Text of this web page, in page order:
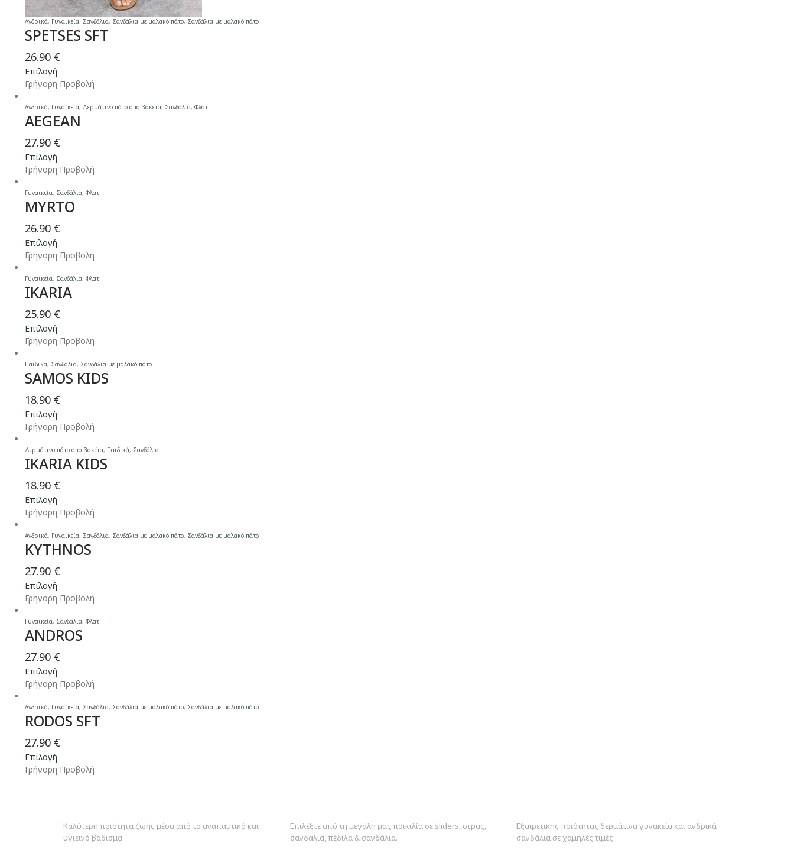
Ανδρικά, Γυναικεία, Σανδάλια, Σανδάλια με μαλακό πάτο, Σανδάλια με μαλακό πάτο
SPETSES SFT
26.90 €
Επιλογή
το
έχει
πολλαπλές
Οι
μπορούν
επιλεγούν
στη
του
Γρήγορη Προβολή
Ανδρικά, Γυναικεία, Δερμάτινο πάτο απο βακέτα, Σανδάλια, Φλατ
AEGEAN
27.90 €
Επιλογή
το
έχει
πολλαπλές
Οι
μπορούν
επιλεγούν
στη
του
Γρήγορη Προβολή
Γυναικεία, Σανδάλια, Φλατ
MYRTO
26.90 €
Επιλογή
το
έχει
πολλαπλές
Οι
μπορούν
επιλεγούν
στη
του
Γρήγορη Προβολή
Γυναικεία, Σανδάλια, Φλατ
IKARIA
25.90 €
Επιλογή
το
έχει
πολλαπλές
Οι
μπορούν
επιλεγούν
στη
του
Γρήγορη Προβολή
Παιδικά, Σανδάλια, Σανδάλια με μαλακό πάτο
SAMOS KIDS
18.90 €
Επιλογή
το
έχει
πολλαπλές
Οι
μπορούν
επιλεγούν
στη
του
Γρήγορη Προβολή
Δερμάτινο πάτο απο βακέτα, Παιδικά, Σανδάλια
IKARIA KIDS
18.90 €
Επιλογή
το
έχει
πολλαπλές
Οι
μπορούν
επιλεγούν
στη
του
Γρήγορη Προβολή
Ανδρικά, Γυναικεία, Σανδάλια, Σανδάλια με μαλακό πάτο, Σανδάλια με μαλακό πάτο
KYTHNOS
27.90 €
Επιλογή
το
έχει
πολλαπλές
Οι
μπορούν
επιλεγούν
στη
του
Γρήγορη Προβολή
Γυναικεία, Σανδάλια, Φλατ
ANDROS
27.90 €
Επιλογή
το
έχει
πολλαπλές
Οι
μπορούν
του
προϊόντος
Γρήγορη Προβολή
Ανδρικά, Γυναικεία, Σανδάλια, Σανδάλια με μαλακό πάτο, Σανδάλια με μαλακό πάτο
RODOS SFT
27.90 €
Επιλογή
το
Οι
επιλογές
Γρήγορη Προβολή
Καλύτερη ποιότητα ζωής μέσα από το αναπαυτικό και
υγιεινό βάδισμα
Επιλέξτε από τη μεγάλη μας ποικιλία σε sliders, στρας,
σανδάλια, πέδιλα & σανδάλια.
Εξαιρετικής ποιότητας δερμάτινα γυνακεία και ανδρικά
σανδάλια σε χαμηλές τιμές